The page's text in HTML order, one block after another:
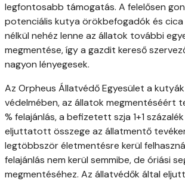
legfontosabb támogatás. A felelősen
potenciális kutya örökbefogadók és
nélkül nehéz lenne az állatok további
megmentése, így a gazdit kereső
nagyon lényegesek.
Az Orpheus Állatvédő Egyesület a
védelmében, az állatok megmentéséért
% felajánlás, a befizetett szja 1+1
eljuttatott összege az állatmentő
legtöbbször életmentésre kerül
felajánlás nem kerül semmibe, de óriási
megmentéséhez. Az állatvédők által